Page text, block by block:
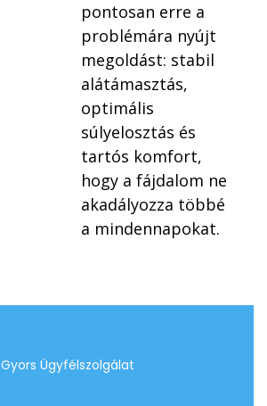
pontosan erre a
problémára nyújt
megoldást: stabil
alátámasztás,
optimális
súlyelosztás és
tartós komfort,
hogy a fájdalom ne
akadályozza többé
a mindennapokat.
Gyors Ügyfélszolgálat